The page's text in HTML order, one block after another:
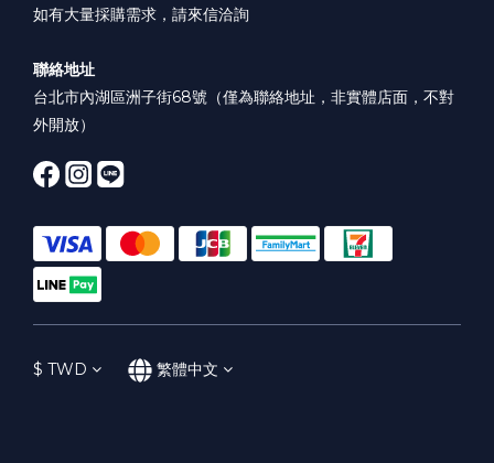
如有大量採購需求，請來信洽詢
聯絡地址
台北市內湖區洲子街68號（僅為聯絡地址，非實體店面，不對
外開放）
$ TWD 繁體中文